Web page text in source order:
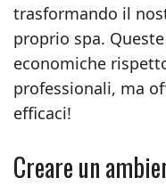
trasformando il
proprio spa.
economiche
professionali, ma
efficaci!
Creare un